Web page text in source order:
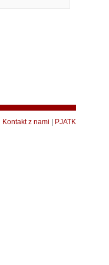
Kontakt z nami PJATK